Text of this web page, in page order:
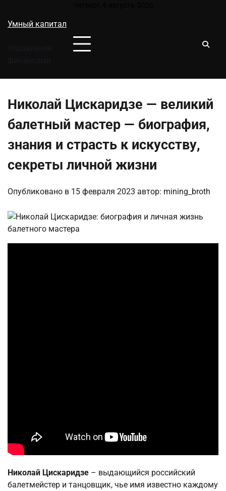
содержимому
Умный капитал
Николай Цискаридзе — великий
балетный мастер — биография,
знания и страсть к искусству,
секреты личной жизни
Опубликовано в 15 февраля 2023 автор: mining_broth
Николай Цискаридзе – выдающийся российский
балетмейстер и танцовщик, чье имя известно каждому